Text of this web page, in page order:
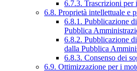
6.7.3. Trascrizioni per
6.8. Proprietà intellettuale e
6.8.1. Pubblicazione
Pubblica
6.8.2. Pubblicazione
dalla Pubblica
6.8.3. Consenso dei
6.9. Ottimizzazione per i